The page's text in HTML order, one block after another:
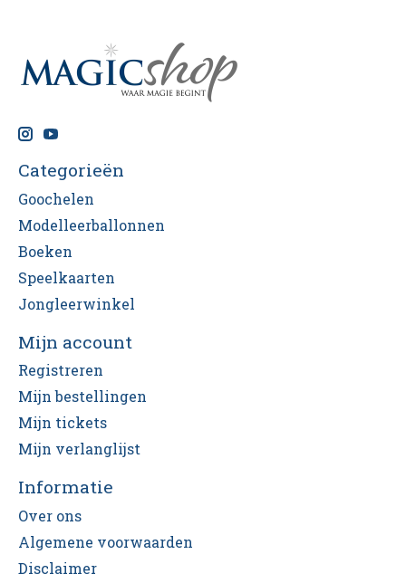
Categorieën
Goochelen
Modelleerballonnen
Boeken
Speelkaarten
Jongleerwinkel
Mijn account
Registreren
Mijn bestellingen
Mijn tickets
Mijn verlanglijst
Informatie
Over ons
Algemene voorwaarden
Disclaimer